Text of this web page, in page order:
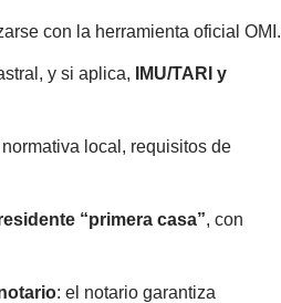
con la herramienta oficial OMI.
y si aplica,
IMU/TARI y
local, requisitos de
“primera casa”, con
: el notario garantiza